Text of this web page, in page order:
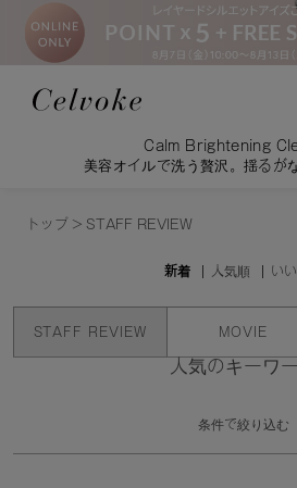
Calm Brightening
美容オイルで洗う贅沢。揺るがな
トップ > STAFF REVIEW
新着 人気順 い
STAFF REVIEW MOVIE
人気のキーワ
条件で絞り込む